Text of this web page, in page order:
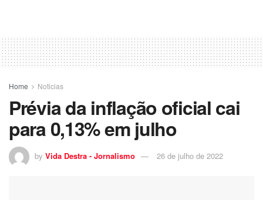
Home Noticias
Prévia da inflação oficial cai
para 0,13% em julho
by Vida Destra - Jornalismo 26 de julho de 2022